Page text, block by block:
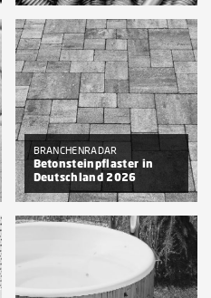
BRANCHENRADAR
Betonsteinpflaster in
Deutschland 2026